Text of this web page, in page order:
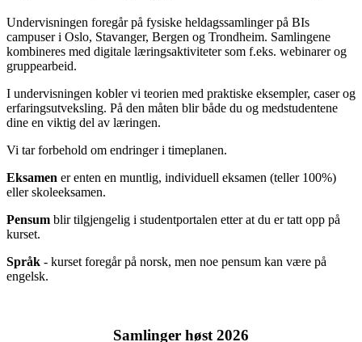
Undervisningen foregår på fysiske heldagssamlinger på BIs
campuser i Oslo, Stavanger, Bergen og Trondheim. Samlingene
kombineres med digitale læringsaktiviteter som f.eks. webinarer og
gruppearbeid.
I undervisningen kobler vi teorien med praktiske eksempler, caser og
erfaringsutveksling. På den måten blir både du og medstudentene
dine en viktig del av læringen.
Vi tar forbehold om endringer i timeplanen.
Eksamen er enten en muntlig, individuell eksamen (teller 100%)
eller skoleeksamen.
Pensum blir tilgjengelig i studentportalen etter at du er tatt opp på
kurset.
Språk - kurset foregår på norsk, men noe pensum kan være på
engelsk.
Samlinger høst 2026